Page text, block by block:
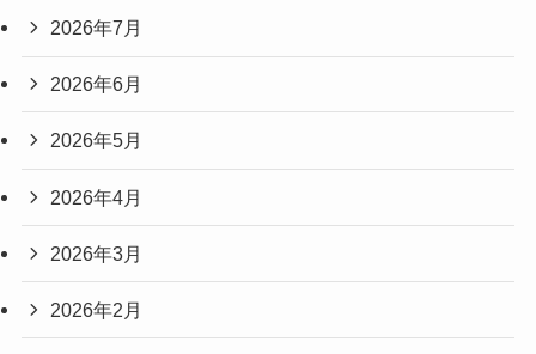
2026年7月
2026年6月
2026年5月
2026年4月
2026年3月
2026年2月